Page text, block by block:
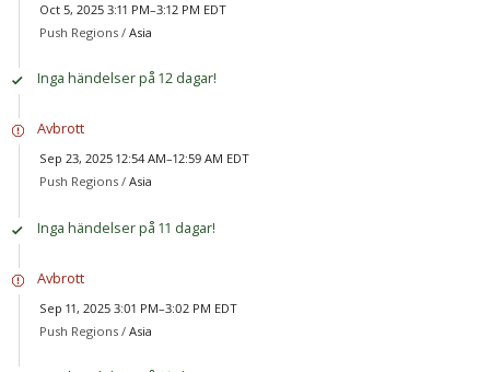
Oct 5, 2025 3:11 PM–3:12 PM EDT
Push Regions / Asia
Inga händelser på 12 dagar!
Avbrott
Sep 23, 2025 12:54 AM–12:59 AM EDT
Push Regions / Asia
Inga händelser på 11 dagar!
Avbrott
Sep 11, 2025 3:01 PM–3:02 PM EDT
Push Regions / Asia